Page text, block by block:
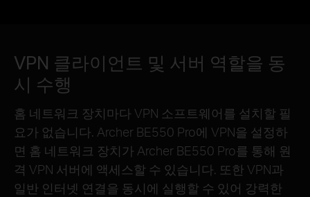
VPN 클라이언트 및 서버 역할을 동
시 수행
홈 네트워크 장치마다 VPN 소프트웨어를 설치할 필
요가 없습니다. Archer BE550 Pro에 VPN을 설정하
면 홈 네트워크 장치가 Archer BE550 Pro를 통해 원
격 VPN 서버에 액세스할 수 있습니다. 또한 VPN과
일반 인터넷 연결을 동시에 실행할 수 있어 강력한